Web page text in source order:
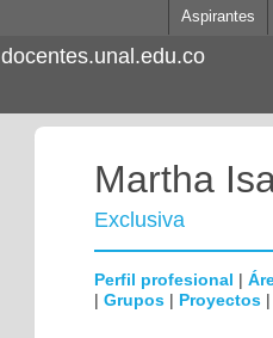
Aspirantes
docentes.unal.edu.co
Martha
Exclusiva
Perfil profesional |
| Grupos | Proyectos